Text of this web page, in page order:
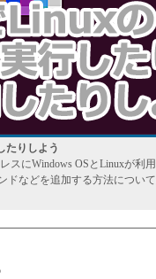
たりしよう
スにWindows OSとLinuxが利
などを追加する方法について